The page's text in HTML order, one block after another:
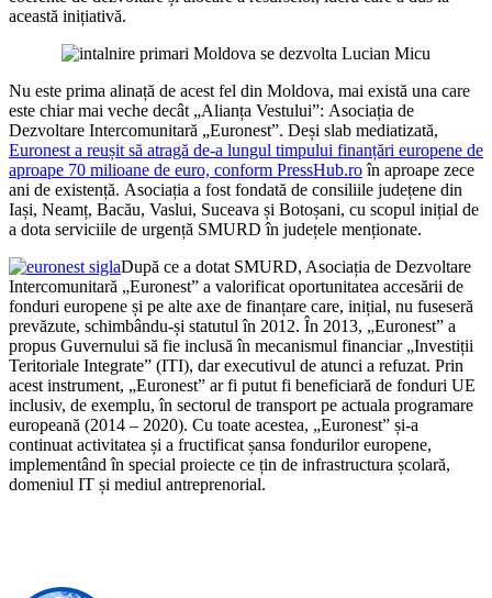
această inițiativă.
Nu este prima alinață de acest fel din Moldova, mai există una care
este chiar mai veche decât „Alianța Vestului”: Asociația de
Dezvoltare Intercomunitară „Euronest”. Deși slab mediatizată,
Euronest a reușit să atragă de-a lungul timpului finanțări europene de
aproape 70 milioane de euro, conform PressHub.roîn aproape zece
ani de existență. Asociația a fost fondată de consiliile județene din
Iași, Neamț, Bacău, Vaslui, Suceava și Botoșani, cu scopul inițial de
a dota serviciile de urgență SMURD în județele menționate.
După ce a dotat SMURD, Asociația de Dezvoltare
Intercomunitară „Euronest” a valorificat oportunitatea accesării de
fonduri europene și pe alte axe de finanțare care, inițial, nu fuseseră
prevăzute, schimbându-și statutul în 2012. În 2013, „Euronest” a
propus Guvernului să fie inclusă în mecanismul financiar „Investiții
Teritoriale Integrate” (ITI), dar executivul de atunci a refuzat. Prin
acest instrument, „Euronest” ar fi putut fi beneficiară de fonduri UE
inclusiv, de exemplu, în sectorul de transport pe actuala programare
europeană (2014 – 2020). Cu toate acestea, „Euronest” și-a
continuat activitatea și a fructificat șansa fondurilor europene,
implementând în special proiecte ce țin de infrastructura școlară,
domeniul IT și mediul antreprenorial.